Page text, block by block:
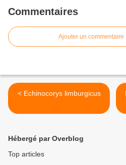
Commentaires
Ajouter un commentaire
< Echinocorys limburgicus
Hébergé par Overblog
Top articles